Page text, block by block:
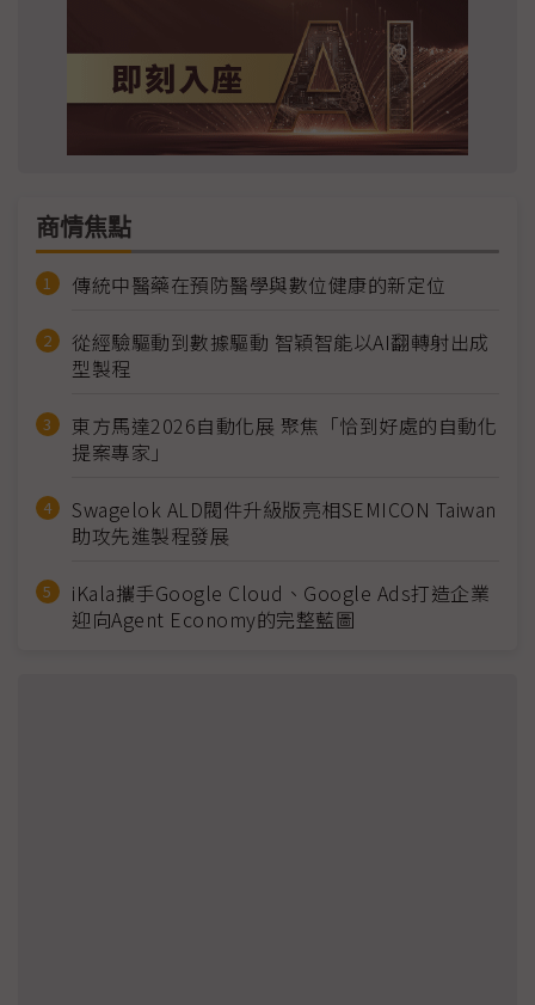
商情焦點
傳統中醫藥在預防醫學與數位健康的新定位
從經驗驅動到數據驅動 智穎智能以AI翻轉射出成
型製程
東方馬達2026自動化展 聚焦「恰到好處的自動化
提案專家」
Swagelok ALD閥件升級版亮相SEMICON Taiwan
助攻先進製程發展
iKala攜手Google Cloud、Google Ads打造企業
迎向Agent Economy的完整藍圖